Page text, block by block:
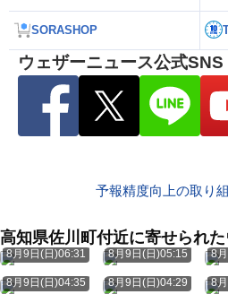
SORASHOP
ウェザーニュース公式SNS
予報精度向上の取り
高知県佐川町付近に寄せられ
8月9日(日)06:31 8月9日(日)05:15 8
8月9日(日)04:35 8月9日(日)04:29 8